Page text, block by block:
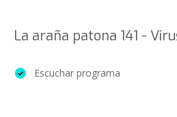
La araña patona 141 -
Escuchar programa